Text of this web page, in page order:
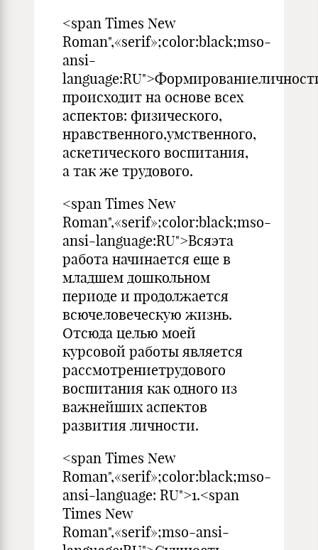
<span Times New
Roman",«serif»;color:black;mso-
ansi-
происходит на основе всех
аспектов: физического,
нравственного,умственного,
аскетического воспитания,
а так же трудового.
<span Times New
Roman",«serif»;color:black;mso-
ansi-language:RU">Всяэта
работа начинается еще в
младшем дошкольном
периоде и продолжается
всючеловеческую жизнь.
Отсюда целью моей
курсовой работы является
рассмотрениетрудового
воспитания как одного из
важнейших аспектов
развития личности.
<span Times New
Roman",«serif»;color:black;mso-
ansi-language: RU">1.<span
Times New
Roman",«serif»;mso-ansi-